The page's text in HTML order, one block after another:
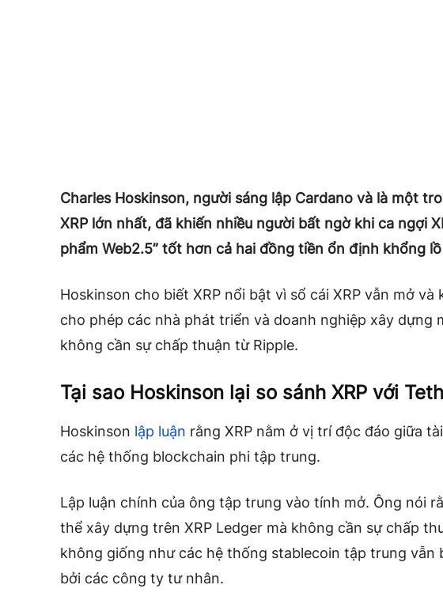
Charles Hoskinson, người sáng lập Cardano và là một
XRP lớn nhất, đã khiến nhiều người bất ngờ khi ca ngợi
phẩm Web2.5” tốt hơn cả hai đồng tiền ổn định khổng lồ
Hoskinson cho biết XRP nổi bật vì sổ cái XRP vẫn mở
cho phép các nhà phát triển và doanh nghiệp xây dựng
không cần sự chấp thuận từ Ripple.
Tại sao Hoskinson lại so sánh XRP với
Hoskinson lập luận rằng XRP nằm ở vị trí độc đáo giữa
các hệ thống blockchain phi tập trung.
Lập luận chính của ông tập trung vào tính mở. Ông nói
thể xây dựng trên XRP Ledger mà không cần sự chấp
không giống như các hệ thống stablecoin tập trung vẫn
bởi các công ty tư nhân.